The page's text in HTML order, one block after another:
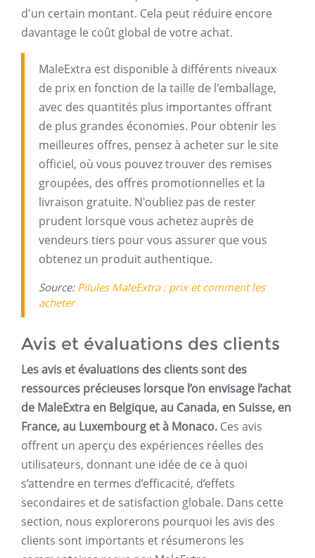
d'un certain montant. Cela peut réduire encore
davantage le coût global de votre achat.
MaleExtra est disponible à différents niveaux
de prix en fonction de la taille de l'emballage,
avec des quantités plus importantes offrant
de plus grandes économies. Pour obtenir les
meilleures offres, pensez à acheter sur le site
officiel, où vous pouvez trouver des remises
groupées, des offres promotionnelles et la
livraison gratuite. N'oubliez pas de rester
prudent lorsque vous achetez auprès de
vendeurs tiers pour vous assurer que vous
obtenez un produit authentique.
Source: Pilules MaleExtra : prix et comment les
acheter
Avis et évaluations des clients
Les avis et évaluations des clients sont des
ressources précieuses lorsque l’on envisage l’achat
de MaleExtra en Belgique, au Canada, en Suisse, en
France, au Luxembourg et à Monaco. Ces avis
offrent un aperçu des expériences réelles des
utilisateurs, donnant une idée de ce à quoi
s’attendre en termes d’efficacité, d’effets
secondaires et de satisfaction globale. Dans cette
section, nous explorerons pourquoi les avis des
clients sont importants et résumerons les